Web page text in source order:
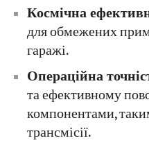
​Космічна
для обмежених
гаражі.
Операційна
та ефективному
компонентами,
трансмісії.